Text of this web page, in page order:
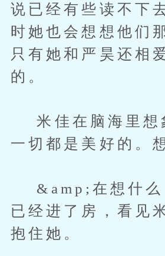
说已经有些读不下
时她也会想想他们
只有她和严昊还相
的。
米佳在脑海里想
一切都是美好的。
&amp;在想什么
已经进了房，看见
抱住她。